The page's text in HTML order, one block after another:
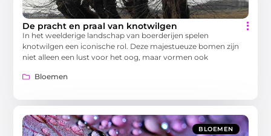
De pracht en praal van knotwilgen
In het weelderige landschap van boerderijen spelen
knotwilgen een iconische rol. Deze majestueuze bomen zijn
niet alleen een lust voor het oog, maar vormen ook
Bloemen
BLOEMEN